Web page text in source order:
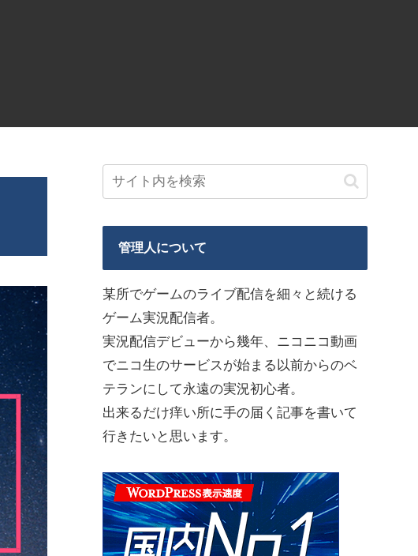
管理人について
某所でゲームのライブ配信を細々と続ける
ゲーム実況配信者。
実況配信デビューから幾年、ニコニコ動画
でニコ生のサービスが始まる以前からのベ
テランにして永遠の実況初心者。
出来るだけ痒い所に手の届く記事を書いて
行きたいと思います。